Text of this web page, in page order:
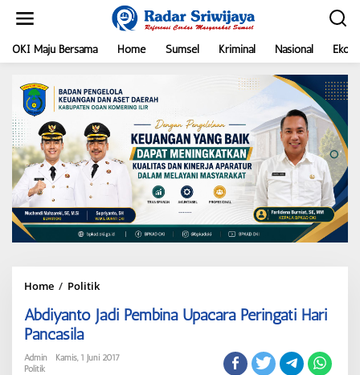
t
OKI Maju Bersama Home Sumsel Kriminal Nasional
Home / PolitikA
d
a
Abdiyanto Jadi Pembina Upacara Peringati Hari
Pancasila
Admin
Kamis, 1 Juni 2017
Politik